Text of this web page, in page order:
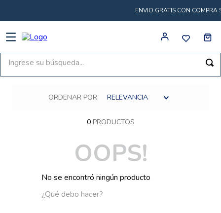
ENVIO GRATIS CON COMPRA
Ingrese su búsqueda...
ORDENAR POR RELEVANCIA
0 PRODUCTOS
OOPS!
No se encontró ningún producto
¿Qué debo hacer?